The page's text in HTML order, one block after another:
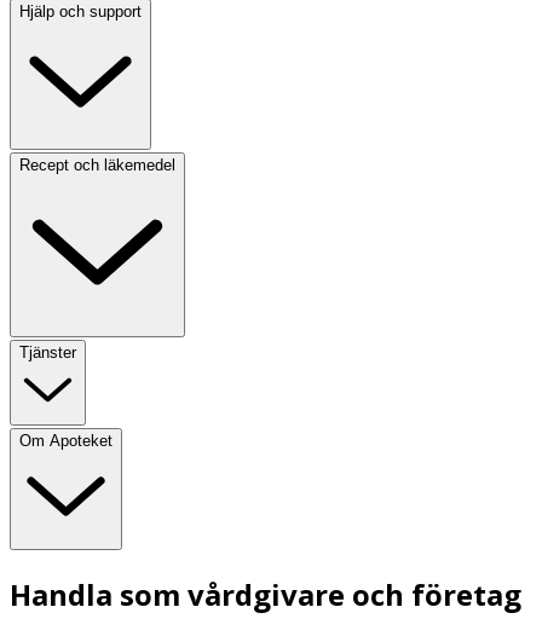
Hjälp och support
Recept och läkemedel
Tjänster
Om Apoteket
Handla som vårdgivare och företag